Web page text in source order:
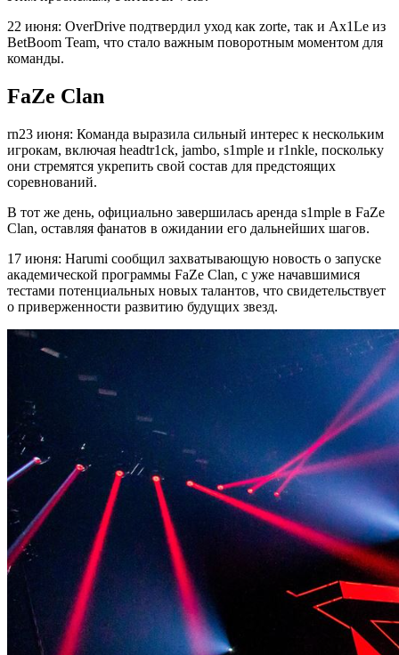
22 июня: OverDrive подтвердил уход как zorte, так и Ax1Le из
BetBoom Team, что стало важным поворотным моментом для
команды.
FaZe Clan
rn23 июня: Команда выразила сильный интерес к нескольким
игрокам, включая headtr1ck, jambo, s1mple и r1nkle, поскольку
они стремятся укрепить свой состав для предстоящих
соревнований.
В тот же день, официально завершилась аренда s1mple в FaZe
Clan, оставляя фанатов в ожидании его дальнейших шагов.
17 июня: Harumi сообщил захватывающую новость о запуске
академической программы FaZe Clan, с уже начавшимися
тестами потенциальных новых талантов, что свидетельствует
о приверженности развитию будущих звезд.